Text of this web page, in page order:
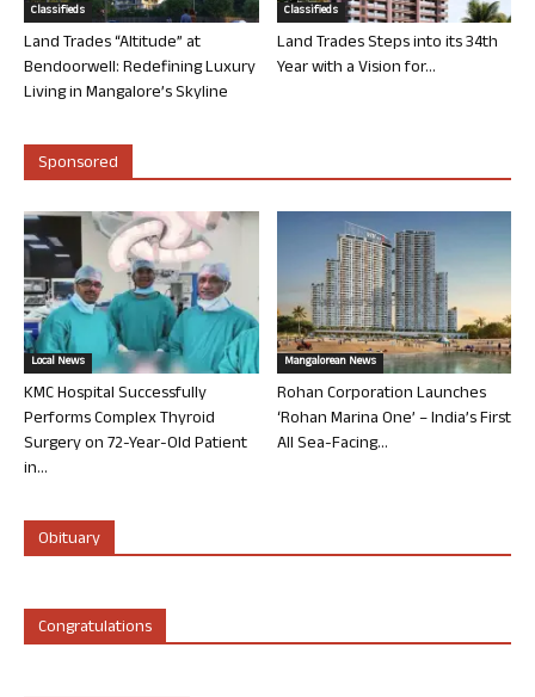
Classifieds
Land Trades “Altitude” at
Bendoorwell: Redefining Luxury
Living in Mangalore’s Skyline
Classifieds
Land Trades Steps into its 34th
Year with a Vision for...
Sponsored
Local News
KMC Hospital Successfully
Performs Complex Thyroid
Surgery on 72-Year-Old Patient
in...
Mangalorean News
Rohan Corporation Launches
‘Rohan Marina One’ – India’s First
All Sea-Facing...
Obituary
Congratulations